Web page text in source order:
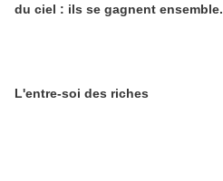
du ciel : ils se gagnent ensemble.
L'entre-soi des riches